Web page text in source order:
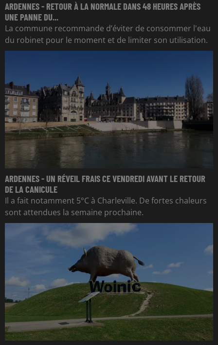
ARDENNES - RETOUR À LA NORMALE DANS 48 HEURES APRÈS
UNE PANNE DU...
La commune recommande d’éviter de consommer l'eau
du robinet pour le moment et de limiter son utilisation.
ARDENNES - UN RÉVEIL FRAIS CE VENDREDI AVANT LE RETOUR
DE LA CANICULE
Il a fait notamment 5°C à Charleville. De fortes chaleurs
sont attendues la semaine prochaine.